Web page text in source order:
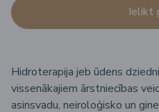
Ielikt
Hidroterapija jeb ūdens
vissenākajiem ārstniecības
asinsvadu, neiroloģisko un